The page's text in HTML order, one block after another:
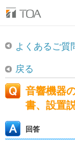
よくあるご質
戻る
音響機器
書、設置
回答